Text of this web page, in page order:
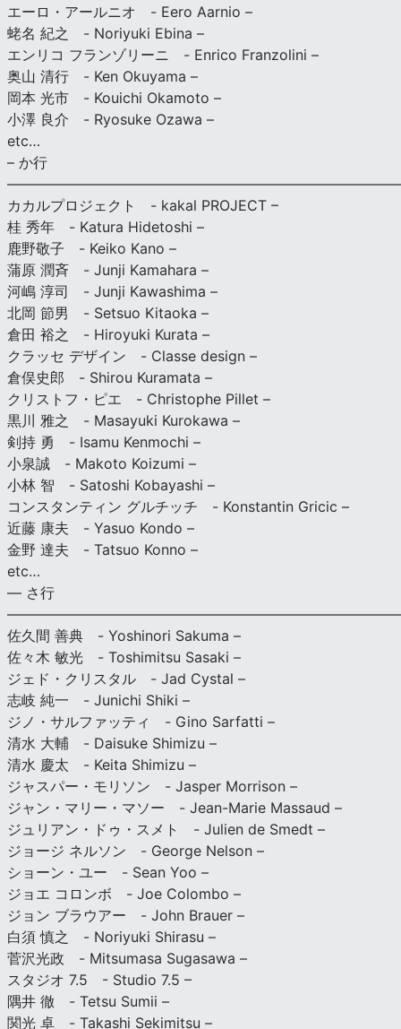
エーロ・アールニオ - Eero Aarnio –
蛯名 紀之 - Noriyuki Ebina –
エンリコ フランゾリーニ - Enrico Franzolini –
奥山 清行 - Ken Okuyama –
岡本 光市 - Kouichi Okamoto –
小澤 良介 - Ryosuke Ozawa –
etc…
– か行
カカルプロジェクト - kakal PROJECT –
桂 秀年 - Katura Hidetoshi –
鹿野敬子 - Keiko Kano –
蒲原 潤斉 - Junji Kamahara –
河嶋 淳司 - Junji Kawashima –
北岡 節男 - Setsuo Kitaoka –
倉田 裕之 - Hiroyuki Kurata –
クラッセ デザイン - Classe design –
倉俣史郎 - Shirou Kuramata –
クリストフ・ピエ - Christophe Pillet –
黒川 雅之 - Masayuki Kurokawa –
剣持 勇 - Isamu Kenmochi –
小泉誠 - Makoto Koizumi –
小林 智 - Satoshi Kobayashi –
コンスタンティン グルチッチ - Konstantin Gricic –
近藤 康夫 - Yasuo Kondo –
金野 達夫 - Tatsuo Konno –
etc…
— さ行
佐久間 善典 - Yoshinori Sakuma –
佐々木 敏光 - Toshimitsu Sasaki –
ジェド・クリスタル - Jad Cystal –
志岐 純一 - Junichi Shiki –
ジノ・サルファッティ - Gino Sarfatti –
清水 大輔 - Daisuke Shimizu –
清水 慶太 - Keita Shimizu –
ジャスパー・モリソン - Jasper Morrison –
ジャン・マリー・マソー - Jean-Marie Massaud –
ジュリアン・ドゥ・スメト - Julien de Smedt –
ジョージ ネルソン - George Nelson –
ショーン・ユー - Sean Yoo –
ジョエ コロンボ - Joe Colombo –
ジョン ブラウアー - John Brauer –
白須 慎之 - Noriyuki Shirasu –
菅沢光政 - Mitsumasa Sugasawa –
スタジオ 7.5 - Studio 7.5 –
隅井 徹 - Tetsu Sumii –
関光 卓 - Takashi Sekimitsu –